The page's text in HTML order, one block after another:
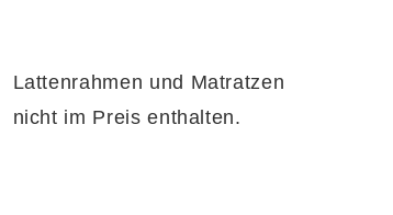
wählbar.
Lattenrahmen und Matratzen
nicht im Preis enthalten.